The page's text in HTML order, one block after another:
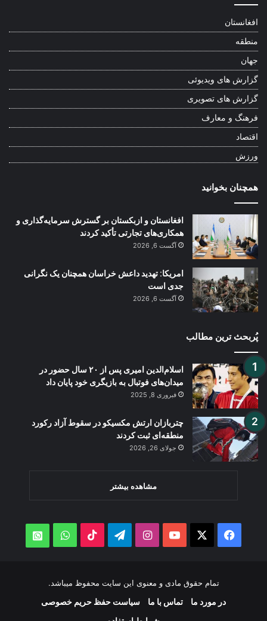
افغانستان
منطقه
جهان
گزارش های ویدیوئی
گزارش های تصویری
فرهنگ و معارف
اقتصاد
ورزش
همچنان بخوانید
افغانستان و ازبکستان بر گسترش سرمایه‌گذاری و
همکاری‌های تجارتی تأکید کردند
آگست 6, 2026
امریکا: تهدید داعش خراسان همچنان یک نگرانی
جدی است
آگست 6, 2026
پُربحث ترین مطالب
اسلام‌الدین امیری پس از ۲۰ سال حضور در
میدان‌های فوتبال به بازیگری خود پایان داد
فبروری 8, 2025
چتربازان ارتش مکسیکو در سقوط آزاد رکورد
منطقه‌ای ثبت کردند
جولای 26, 2026
مشاهده بیشتر
Facebook
YouTube
Instagram
Telegram
TikTok
WhatsApp
تمام حقوق مادی و معنوی این سایت محفوظ میباشد.
در مورد ما تماس با ما
سیاست حفظ حریم خصوصی